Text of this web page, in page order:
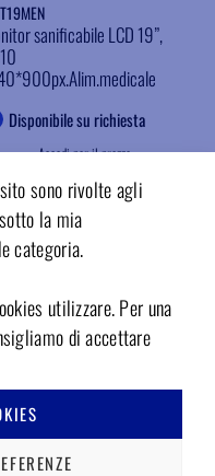
sono rivolte agli
la mia
categoria.
utilizzare. Per una
di accettare
sanificabile LCD 19”,
Disponibile su richiesta
Accedi per il prezzo
INFO
Aggiungere ai preferiti
LE NOSTRE LINEE